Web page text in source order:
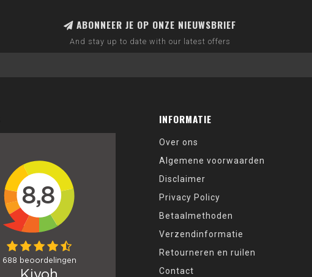
ABONNEER JE OP ONZE NIEUWSBRIEF
And stay up to date with our latest offers
INFORMATIE
Over ons
Algemene voorwaarden
Disclaimer
Privacy Policy
Betaalmethoden
Verzendinformatie
Retourneren en ruilen
Contact